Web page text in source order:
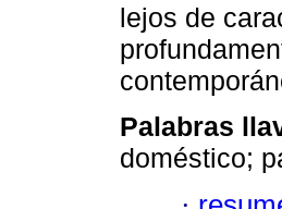
lejos de
Palabras
doméstico;